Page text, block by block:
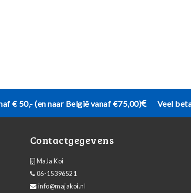
€ 50,- (en naar België vanaf €75,00) Veel
Contactgegevens
MaJa Koi
06-15396521
info@majakoi.nl